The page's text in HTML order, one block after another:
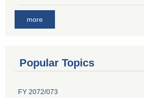
more
Popular Topics
FY 2072/073